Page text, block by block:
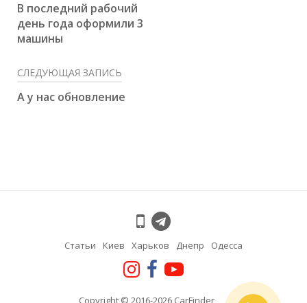
В последний рабочий
день года оформили 3
машины
СЛЕДУЮЩАЯ ЗАПИСЬ
А у нас обновление
Copyright © 2016-2026 CarFinder
Статьи Киев Харьков Днепр Одесса